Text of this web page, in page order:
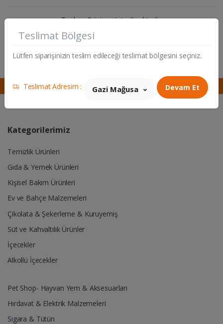
Toplam 3 ürün gösterilmektedir.
Kategorilerimiz
Temizlik Ürünleri
Gıda & Yemek Ürünleri
Kişisel Bakım Ürünleri
Ev ve Bahçe Malzemeleri
Çikolata & Şekerleme & Kuruyemiş
Süt ve Kahvaltılık Ürünler
İçecekler
Alkollü İçecekler
Pet Shop- Hayvan Yem & Aksesuarları
Hırdavat & Elektrik Malzemeleri
Sigara & Tütün
Teslimat Bölgesi
Lütfen siparişinizin teslim edileceği teslimat bölgesini seçiniz.
Teslimat Adresim : Gazi Mağusa Devam Et